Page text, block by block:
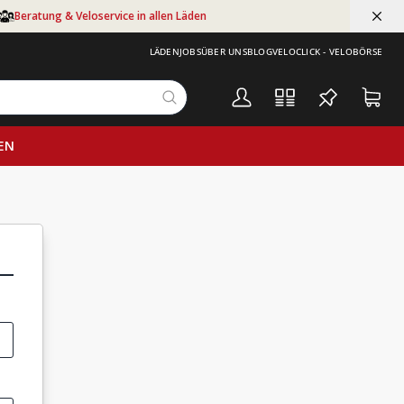
Beratung & Veloservice in allen Läden
LÄDENJOBSÜBER UNSBLOGVELOCLICK - VELOBÖRSE